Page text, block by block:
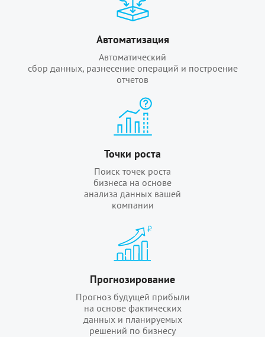
Автоматизация
Автоматический
сбор данных, разнесение операций и построение
отчетов
Точки роста
Поиск точек роста
бизнеса на основе
анализа данных вашей
компании
Прогнозирование
Прогноз будущей прибыли
на основе фактических
данных и планируемых
решений по бизнесу